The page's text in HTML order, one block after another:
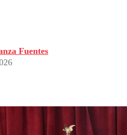
Fuentes